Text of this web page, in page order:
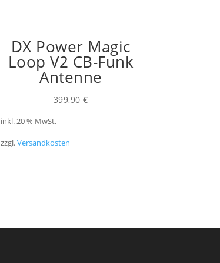
DX Power Magic
Loop V2 CB-Funk
Antenne
399,90€
inkl. 20 % MwSt.
zzgl.Versandkosten